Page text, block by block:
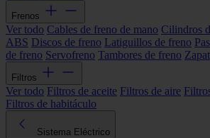
Frenos
Ver todo Cables de freno de mano Cilindros
ABS Discos de freno Latiguillos de freno
de freno Servofreno Tambores de freno
Filtros
Ver todo Filtros de aceite Filtros de aire
Filtros de habitáculo
Sistema Eléctrico